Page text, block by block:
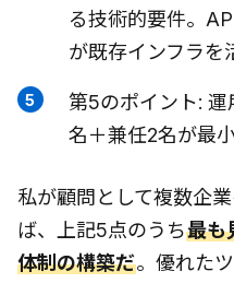
る技術的要件。
が既存インフラを
第5のポイント: 運
名＋兼任2名が最
私が顧問として複数企
ば、上記5点のうち最も
体制の構築だ。優れた